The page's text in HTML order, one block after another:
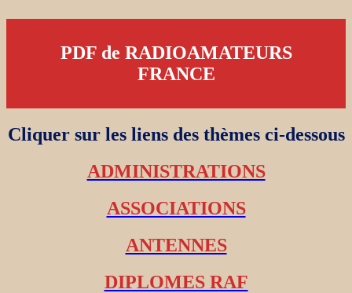
PDF de RADIOAMATEURS
FRANCE
Cliquer sur les liens des thèmes ci-dessous
ADMINISTRATIONS
ASSOCIATIONS
ANTENNES
DIPLOMES RAF